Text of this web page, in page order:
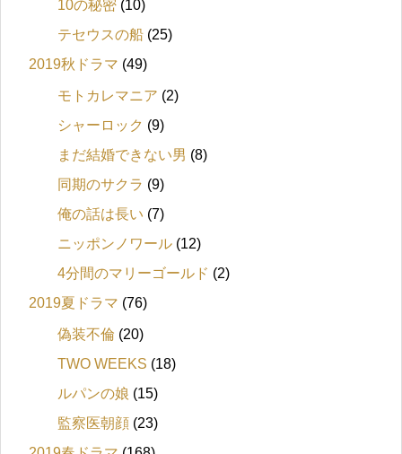
10の秘密 (10)
テセウスの船 (25)
2019秋ドラマ (49)
モトカレマニア (2)
シャーロック (9)
まだ結婚できない男 (8)
同期のサクラ (9)
俺の話は長い (7)
ニッポンノワール (12)
4分間のマリーゴールド (2)
2019夏ドラマ (76)
偽装不倫 (20)
TWO WEEKS (18)
ルパンの娘 (15)
監察医朝顔 (23)